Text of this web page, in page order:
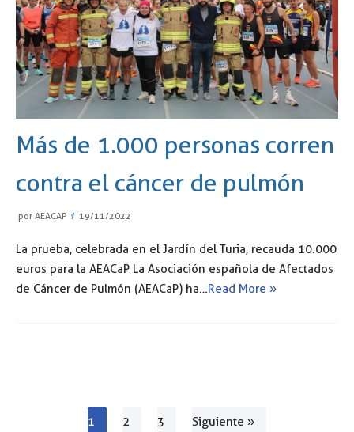
Más de 1.000 personas corren
contra el cáncer de pulmón
por AEACAP 19/11/2022
La prueba, celebrada en el Jardín del Turia, recauda 10.000
euros para la AEACaP La Asociación española de Afectados
de Cáncer de Pulmón (AEACaP) ha…Read More »
1 2 3 Siguiente »